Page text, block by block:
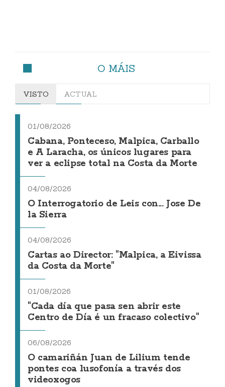
O MÁIS
VISTO ACTUAL
01/08/2026
Cabana, Ponteceso, Malpica, Carballo
e A Laracha, os únicos lugares para
ver a eclipse total na Costa da Morte
04/08/2026
O Interrogatorio de Leis con... Jose De
la Sierra
04/08/2026
Cartas ao Director: "Malpica, a Eivissa
da Costa da Morte"
01/08/2026
"Cada día que pasa sen abrir este
Centro de Día é un fracaso colectivo"
06/08/2026
O camariñán Juan de Lilium tende
pontes coa lusofonía a través dos
videoxogos